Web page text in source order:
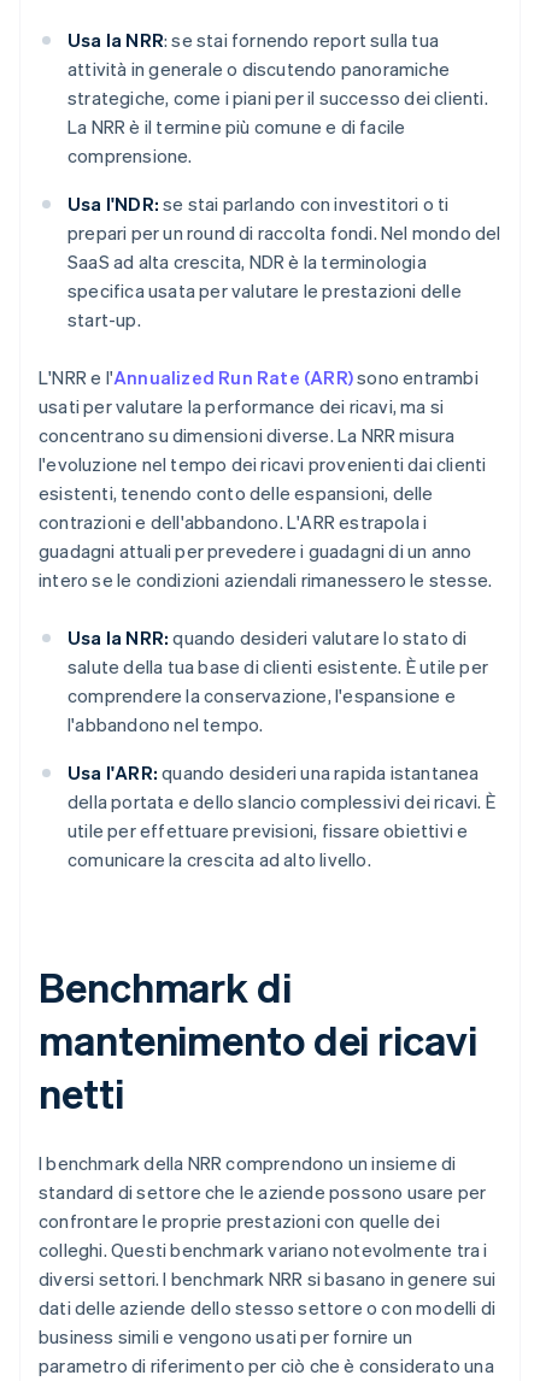
Usa la NRR: se stai fornendo report sulla tua
attività in generale o discutendo panoramiche
strategiche, come i piani per il successo dei clienti.
La NRR è il termine più comune e di facile
comprensione.
Usa l'NDR: se stai parlando con investitori o ti
prepari per un round di raccolta fondi. Nel mondo del
SaaS ad alta crescita, NDR è la terminologia
specifica usata per valutare le prestazioni delle
start-up.
L'NRR e l'Annualized Run Rate (ARR)sono entrambi
usati per valutare la performance dei ricavi, ma si
concentrano su dimensioni diverse. La NRR misura
l'evoluzione nel tempo dei ricavi provenienti dai clienti
esistenti, tenendo conto delle espansioni, delle
contrazioni e dell'abbandono. L'ARR estrapola i
guadagni attuali per prevedere i guadagni di un anno
intero se le condizioni aziendali rimanessero le stesse.
Usa la NRR: quando desideri valutare lo stato di
salute della tua base di clienti esistente. È utile per
comprendere la conservazione, l'espansione e
l'abbandono nel tempo.
Usa l'ARR: quando desideri una rapida istantanea
della portata e dello slancio complessivi dei ricavi. È
utile per effettuare previsioni, fissare obiettivi e
comunicare la crescita ad alto livello.
Benchmark di
mantenimento dei ricavi
netti
I benchmark della NRR comprendono un insieme di
standard di settore che le aziende possono usare per
confrontare le proprie prestazioni con quelle dei
colleghi. Questi benchmark variano notevolmente tra i
diversi settori. I benchmark NRR si basano in genere sui
dati delle aziende dello stesso settore o con modelli di
business simili e vengono usati per fornire un
parametro di riferimento per ciò che è considerato una